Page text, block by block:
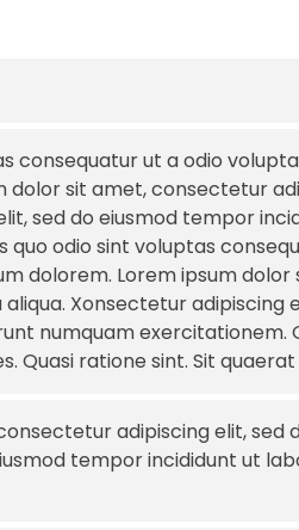
consequatur ut a odio
dolor sit amet, consectetur
sed do eiusmod tempor
odio sint voluptas
dolorem. Lorem ipsum dolor
Xonsectetur adipiscing
numquam exercitationem.
Quasi ratione sint. Sit
adipiscing elit, sed
tempor incididunt ut